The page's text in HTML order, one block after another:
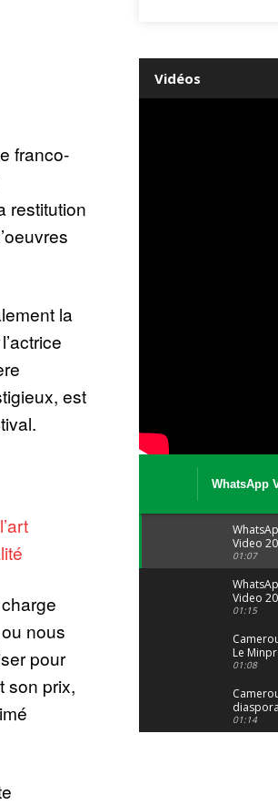
franco-
restitution
la
est
nous
pour
son prix,
Vidéos
WhatsApp
Video
04 at 15
01:07
Video
29 at 12
01:15
Le
alerte
jeunes
01:08
suivra-t-
l’appel
01:14